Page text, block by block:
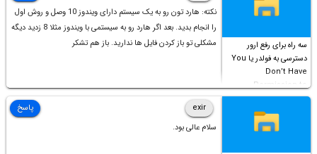
سه راه برای رفع ارور
دسترسی به فولدر یا You
Don’t Have
Permission to
Access this folder
نکته: هارد تون رو به یک سیستم دارای ویندوز 10 وصل و روش اول
را انجام بدید. بعد اگر هارد رو به سیستمی با ویندوز مثلا 8 زدید دیگه
مشکلی تو باز کردن فایل ها ندارید. باز هم تشکر
exir
سلام عالی بود.
پاسخ